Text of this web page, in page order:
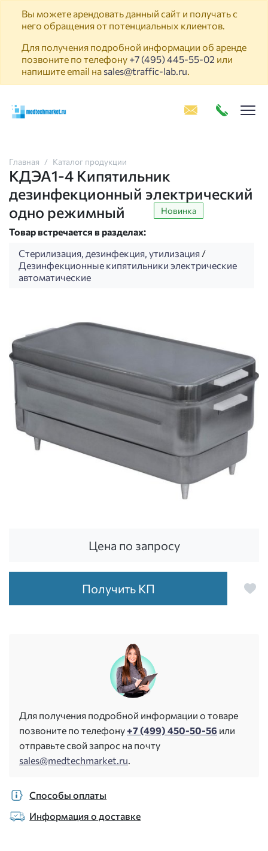
Вы можете арендовать данный сайт и получать с
него обращения от потенциальных клиентов.
Для получения подробной информации об аренде
позвоните по телефону +7 (495) 445-55-02 или
напишите email на sales@traffic-lab.ru.
Главная Каталог продукции
КДЭА1-4 Кипятильник
дезинфекционный электрический
одно режимный
Новинка
Товар встречается в разделах:
Стерилизация, дезинфекция, утилизация /
Дезинфекционные кипятильники электрические
автоматические
Цена по запросу
Получить КП
Для получения подробной информации о товаре
позвоните по телефону+7 (499) 450-50-56 или
отправьте свой запрос на почту
sales@medtechmarket.ru.
Способы оплаты
Информация о доставке